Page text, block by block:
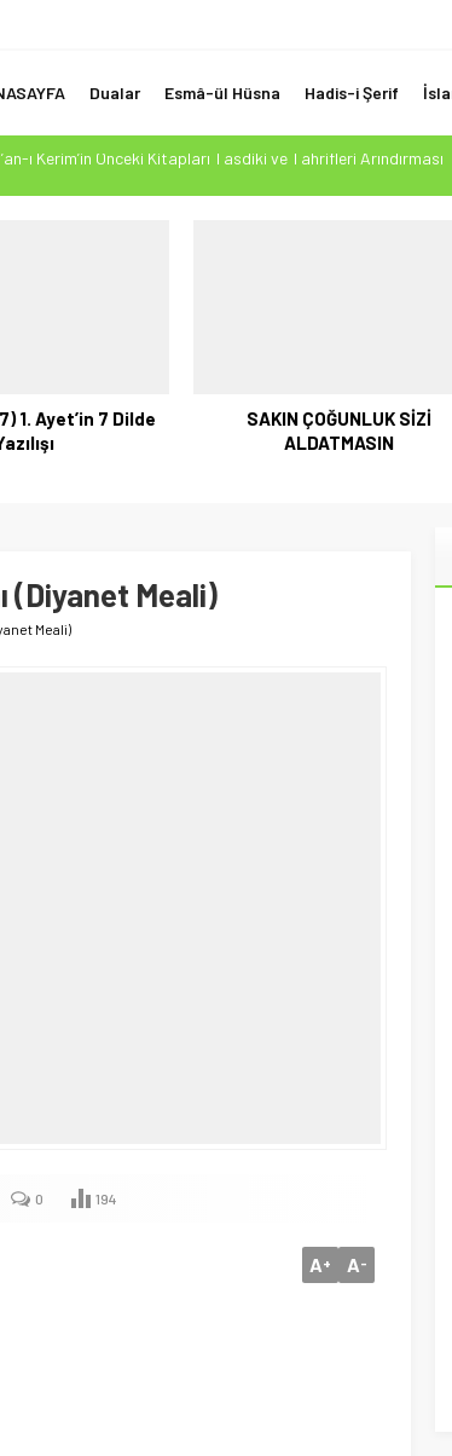
Dualar Esmâ-ül Hüsna Hadis-i Şerif
Gelişi Kitabımız 26.07.2026 Tarihinde
Yazılışı
1. Ayet’in 7 Dilde
SAKIN ÇOĞUNLUK SİZİ
ALDATMASIN
(Diyanet Meali)
Meali)
0 194
A+ A-